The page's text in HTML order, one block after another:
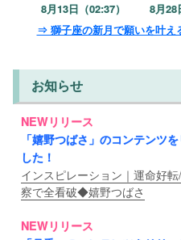
8月13日（02:37）
8月28
⇒ 獅子座の新月で願いを叶え
お知らせ
NEWリリース
「嬉野つばさ」のコンテンツ
した！
インスピレーション｜運命好
察で全看破◆嬉野つばさ
NEWリリース